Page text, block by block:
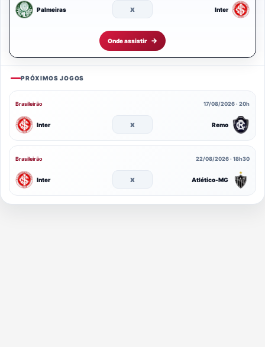
Palmeiras x Inter
Onde assistir
PRÓXIMOS JOGOS
Brasileirão 17/08/2026 · 20h
Inter x Remo
Brasileirão 22/08/2026 · 18h30
Inter x Atlético-MG